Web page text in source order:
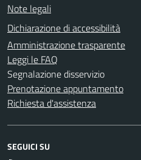
Note legali
Dichiarazione di accessibilità
Amministrazione trasparente
Leggi le FAQ
Segnalazione disservizio
Prenotazione appuntamento
Richiesta d'assistenza
SEGUICI SU